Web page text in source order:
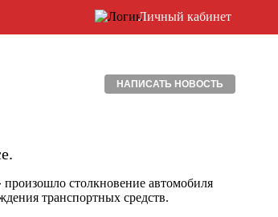
Личный кабинет
НАПИСАТЬ НОВОСТЬ
столкновение автомобиля
транспортных средств.